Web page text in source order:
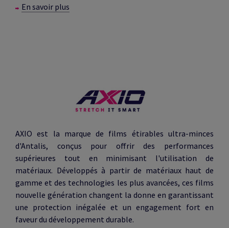
En savoir plus
AXIO est la marque de films étirables ultra-minces
d'Antalis, conçus pour offrir des performances
supérieures tout en minimisant l'utilisation de
matériaux. Développés à partir de matériaux haut de
gamme et des technologies les plus avancées, ces films
nouvelle génération changent la donne en garantissant
une protection inégalée et un engagement fort en
faveur du développement durable.